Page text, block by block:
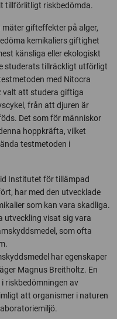
tillförlitligt riskbedömda.
gifteffekter på alger,
kemikaliers giftighet
känsliga eller ekologiskt
studerats tillräckligt utförligt
med Nitocra
valt att studera giftiga
från att djuren är
Det som för människor
hoppkräfta, vilket
testmetoden i
Institutet för tillämpad
har med den utvecklade
som kan vara skadliga.
utveckling visat sig vara
som ofta
har egenskaper
Magnus Breitholtz. En
riskbedömningen av
att organismer i naturen